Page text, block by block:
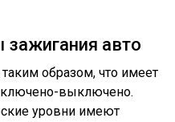
авто
образом, что имеет
выключено.
уровни имеют